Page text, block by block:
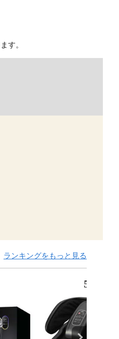
す。
ランキングをもっと見る
5